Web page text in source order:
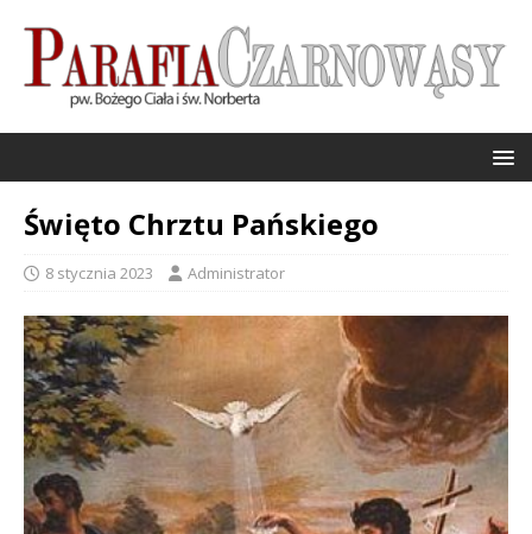
Święto Chrztu Pańskiego
8 stycznia 2023 Administrator